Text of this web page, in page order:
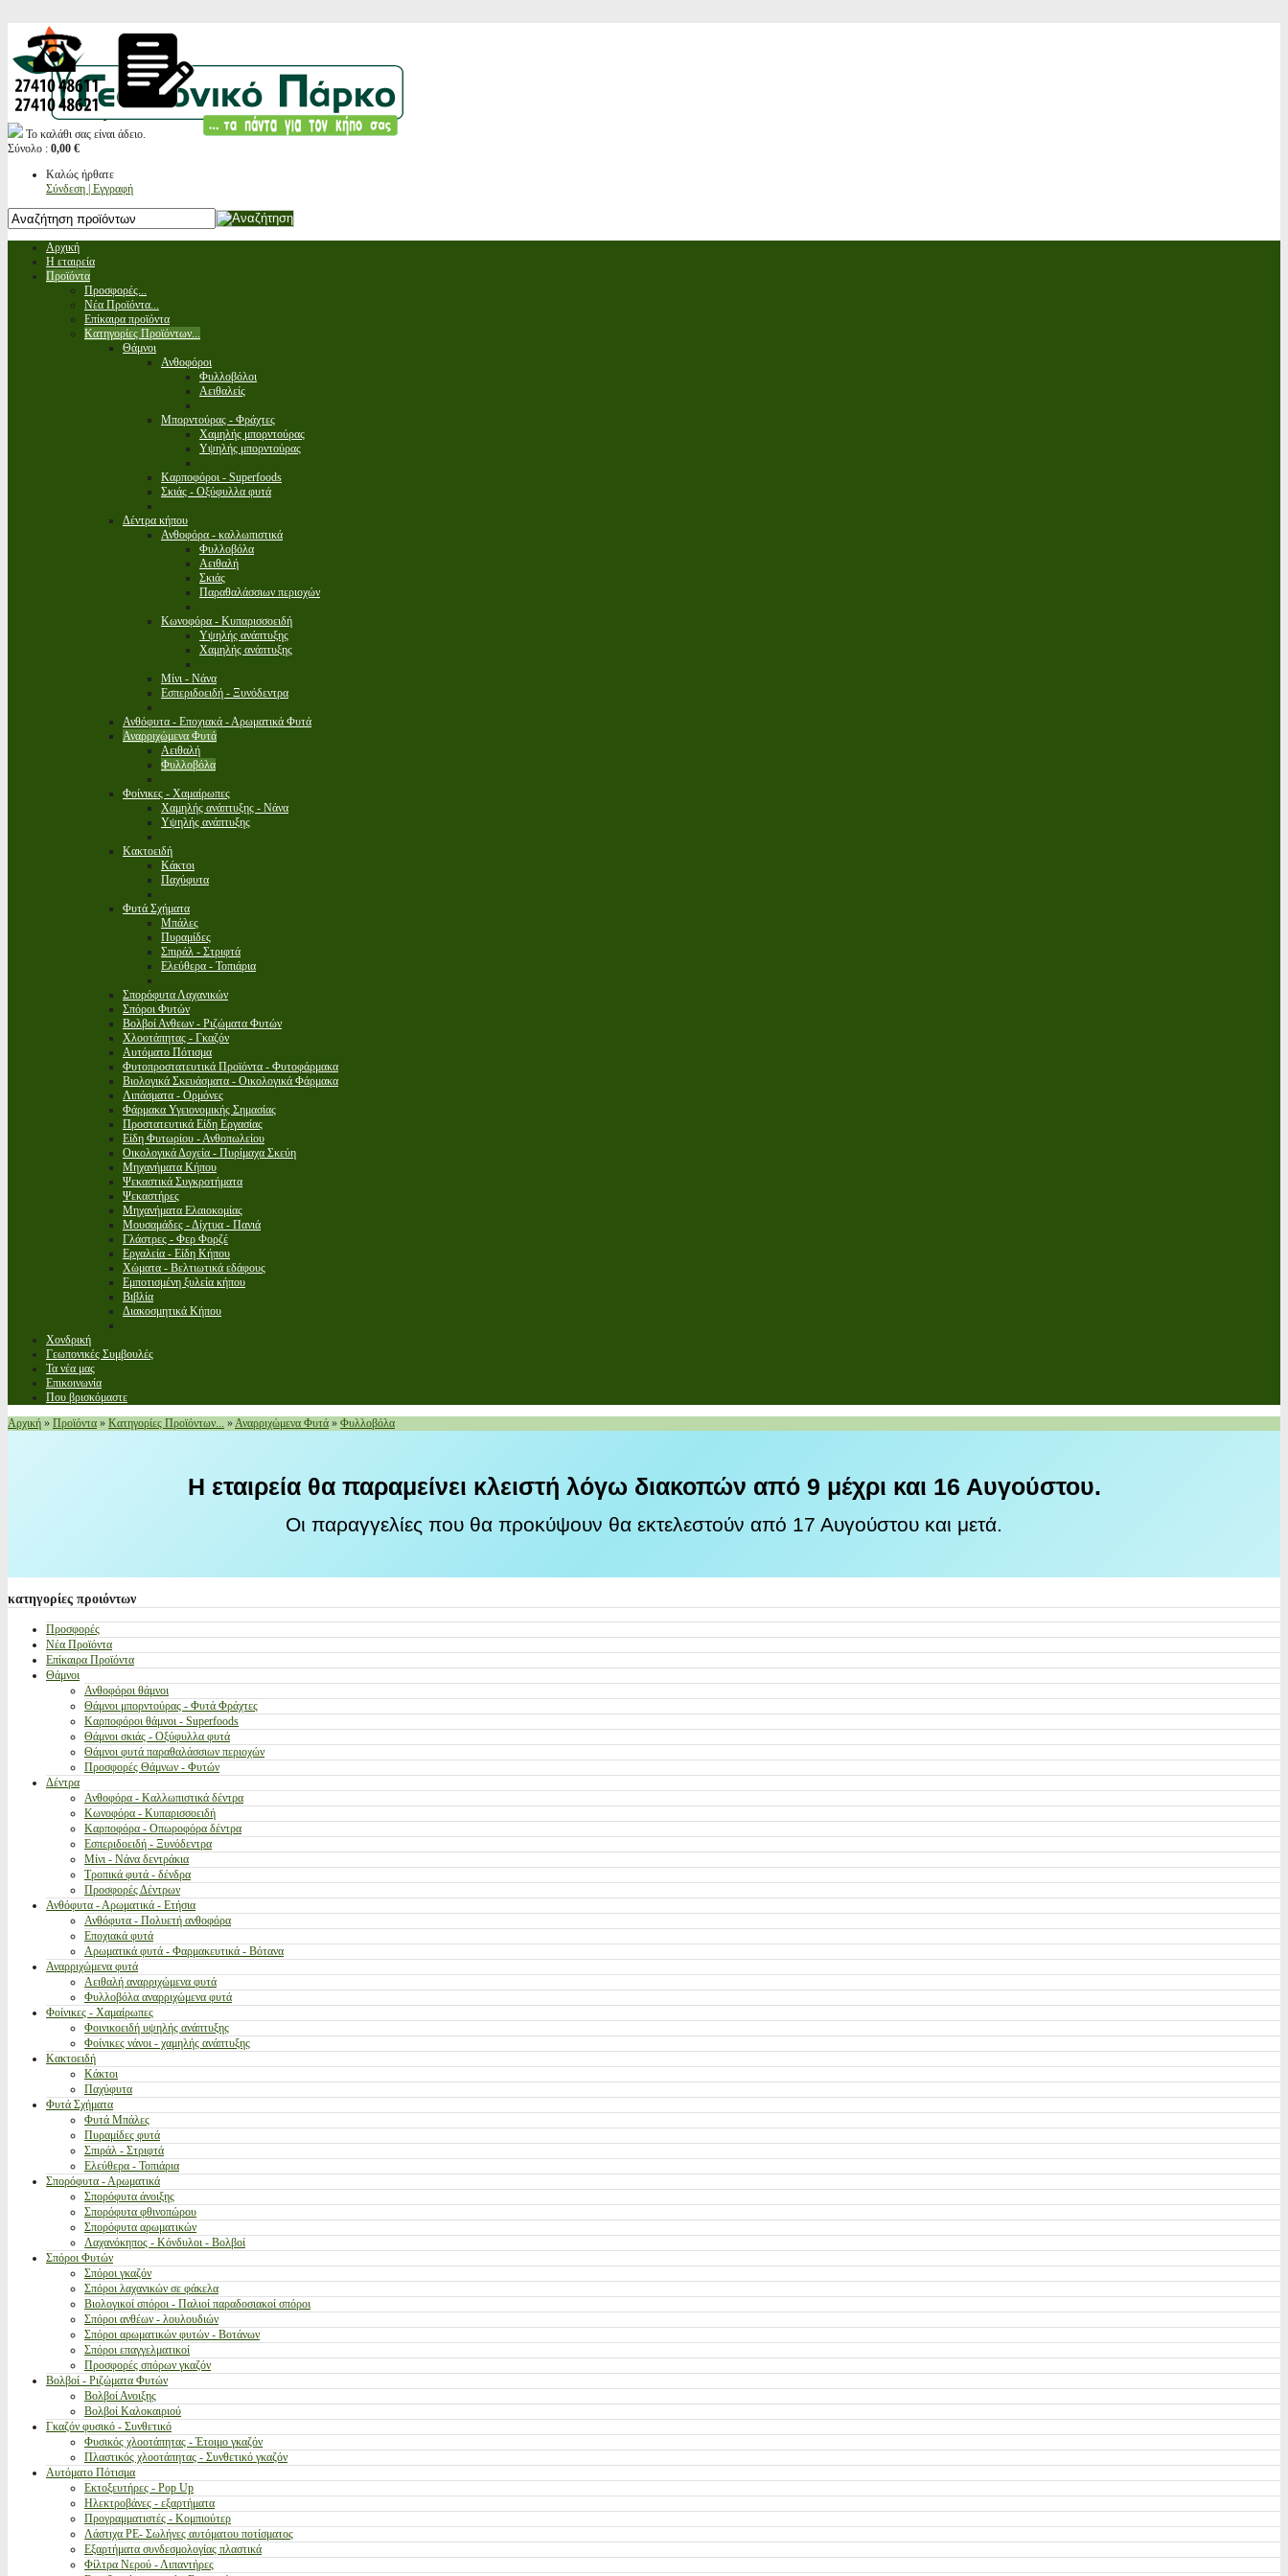
Το καλάθι σας είναι άδειο.
Σύνολο : 0,00 €
Καλώς ήρθατε
Σύνδεση | Εγγραφή
Αρχική
Η εταιρεία
Προϊόντα
Προσφορές...
Νέα Προϊόντα...
Επίκαιρα προϊόντα
Κατηγορίες Προϊόντων...
Θάμνοι
Ανθοφόροι
Φυλλοβόλοι
Αειθαλείς
Μπορντούρας - Φράχτες
Χαμηλής μπορντούρας
Υψηλής μπορντούρας
Καρποφόροι - Superfoods
Σκιάς - Οξύφυλλα φυτά
Δέντρα κήπου
Ανθοφόρα - καλλωπιστικά
Φυλλοβόλα
Αειθαλή
Σκιάς
Παραθαλάσσιων περιοχών
Κωνοφόρα - Κυπαρισσοειδή
Υψηλής ανάπτυξης
Χαμηλής ανάπτυξης
Μίνι - Νάνα
Εσπεριδοειδή - Ξυνόδεντρα
Ανθόφυτα - Εποχιακά - Αρωματικά Φυτά
Αναρριχώμενα Φυτά
Αειθαλή
Φυλλοβόλα
Φοίνικες - Χαμαίρωπες
Χαμηλής ανάπτυξης - Νάνα
Υψηλής ανάπτυξης
Κακτοειδή
Κάκτοι
Παχύφυτα
Φυτά Σχήματα
Μπάλες
Πυραμίδες
Σπιράλ - Στριφτά
Ελεύθερα - Τοπιάρια
Σπορόφυτα Λαχανικών
Σπόροι Φυτών
Βολβοί Ανθεων - Ριζώματα Φυτών
Χλοοτάπητας - Γκαζόν
Αυτόματο Πότισμα
Φυτοπροστατευτικά Προϊόντα - Φυτοφάρμακα
Βιολογικά Σκευάσματα - Οικολογικά Φάρμακα
Λιπάσματα - Ορμόνες
Φάρμακα Υγειονομικής Σημασίας
Προστατευτικά Είδη Εργασίας
Είδη Φυτωρίου - Ανθοπωλείου
Οικολογικά Δοχεία - Πυρίμαχα Σκεύη
Μηχανήματα Κήπου
Ψεκαστικά Συγκροτήματα
Ψεκαστήρες
Μηχανήματα Ελαιοκομίας
Μουσαμάδες - Δίχτυα - Πανιά
Γλάστρες - Φερ Φορζέ
Εργαλεία - Είδη Κήπου
Χώματα - Βελτιωτικά εδάφους
Εμποτισμένη ξυλεία κήπου
Βιβλία
Διακοσμητικά Κήπου
Χονδρική
Γεωπονικές Συμβουλές
Τα νέα μας
Επικοινωνία
Που βρισκόμαστε
Αρχική » Προϊόντα » Κατηγορίες Προϊόντων... »Αναρριχώμενα Φυτά » Φυλλοβόλα
Η εταιρεία θα παραμείνει κλειστή λόγω διακοπών από 9 μέχρι και 16 Αυγούστου.
Οι παραγγελίες που θα προκύψουν θα εκτελεστούν από 17 Αυγούστου και μετά.
κατηγορίες προιόντων
Προσφορές
Νέα Προϊόντα
Επίκαιρα Προϊόντα
Θάμνοι
Ανθοφόροι θάμνοι
Θάμνοι μπορντούρας - Φυτά Φράχτες
Καρποφόροι θάμνοι - Superfoods
Θάμνοι σκιάς - Οξύφυλλα φυτά
Θάμνοι φυτά παραθαλάσσιων περιοχών
Προσφορές Θάμνων - Φυτών
Δέντρα
Ανθοφόρα - Καλλωπιστικά δέντρα
Κωνοφόρα - Κυπαρισσοειδή
Καρποφόρα - Οπωροφόρα δέντρα
Εσπεριδοειδή - Ξυνόδεντρα
Μίνι - Νάνα δεντράκια
Τροπικά φυτά - δένδρα
Προσφορές Δέντρων
Ανθόφυτα - Αρωματικά - Ετήσια
Ανθόφυτα - Πολυετή ανθοφόρα
Εποχιακά φυτά
Αρωματικά φυτά - Φαρμακευτικά - Βότανα
Αναρριχώμενα φυτά
Αειθαλή αναρριχώμενα φυτά
Φυλλοβόλα αναρριχώμενα φυτά
Φοίνικες - Χαμαίρωπες
Φοινικοειδή υψηλής ανάπτυξης
Φοίνικες νάνοι - χαμηλής ανάπτυξης
Κακτοειδή
Κάκτοι
Παχύφυτα
Φυτά Σχήματα
Φυτά Μπάλες
Πυραμίδες φυτά
Σπιράλ - Στριφτά
Ελεύθερα - Τοπιάρια
Σπορόφυτα - Αρωματικά
Σπορόφυτα άνοιξης
Σπορόφυτα φθινοπώρου
Σπορόφυτα αρωματικών
Λαχανόκηπος - Κόνδυλοι - Βολβοί
Σπόροι Φυτών
Σπόροι γκαζόν
Σπόροι λαχανικών σε φάκελα
Βιολογικοί σπόροι - Παλιοί παραδοσιακοί σπόροι
Σπόροι ανθέων - λουλουδιών
Σπόροι αρωματικών φυτών - Βοτάνων
Σπόροι επαγγελματικοί
Προσφορές σπόρων γκαζόν
Βολβοί - Ριζώματα Φυτών
Βολβοί Ανοιξης
Βολβοί Καλοκαιριού
Γκαζόν φυσικό - Συνθετικό
Φυσικός χλοοτάπητας - Έτοιμο γκαζόν
Πλαστικός χλοοτάπητας - Συνθετικό γκαζόν
Αυτόματο Πότισμα
Εκτοξευτήρες - Pop Up
Ηλεκτροβάνες - εξαρτήματα
Προγραμματιστές - Κομπιούτερ
Λάστιχα PE- Σωλήνες αυτόματου ποτίσματος
Εξαρτήματα συνδεσμολογίας πλαστικά
Φίλτρα Νερού - Λιπαντήρες